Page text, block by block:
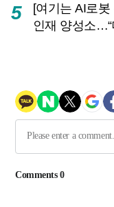
5
[여기는 AI로
인재 양성소